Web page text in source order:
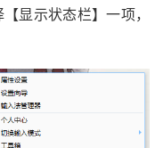
显示状态栏】一项，